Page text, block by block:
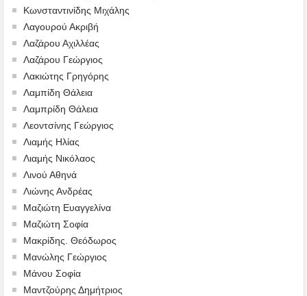
Κωνσταντινίδης Μιχάλης
Λαγουρού Ακριβή
Λαζάρου Αχιλλέας
Λαζάρου Γεώργιος
Λακιώτης Γρηγόρης
Λαμπίδη Θάλεια
Λαμπρίδη Θάλεια
Λεοντσίνης Γεώργιος
Λιαμής Ηλίας
Λιαμής Νικόλαος
Λινού Αθηνά
Λιώνης Ανδρέας
Μαζιώτη Ευαγγελίνα
Μαζιώτη Σοφία
Μακρίδης. Θεόδωρος
Μανώλης Γεώργιος
Μάνου Σοφία
Μαντζούρης Δημήτριος